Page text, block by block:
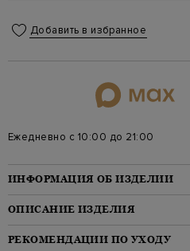
Добавить в избранное
Ежедневно с 10:00 до 21:00
ИНФОРМАЦИЯ ОБ ИЗДЕЛИИ
Материал: хлопок 82%, полиэстер
На модели: 175/81/61/91 на модели
Стиль: Джемперы, Длинный рукав,
Однотонный
ОПИСАНИЕ ИЗДЕЛИЯ
Элегантный джемпер-oversize от
РЕКОМЕНДАЦИИ ПО УХОДУ